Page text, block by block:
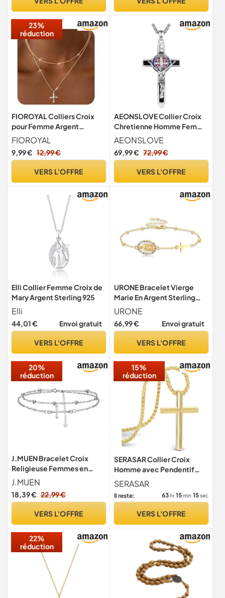
pendentif, chaîne en
23%
réduction
FIOROYAL Colliers Croix
pour Femme Argent
Sterling 925 Plaqué Or 14K
Dainty Layering Pendentif
Chaîne Réglable Bijoux
FIOROYAL
9,99 € 12,99 €
VERS L'OFFRE
AEONSLOVE Collier Croix
Chretienne Homme Femme
Médaille Croix de Saint
Benoît St Benoit Collier
Crucifix Obsidienne Argent
Christ Bijoux Religieux
AEONSLOVE
69,99 € 72,99 €
VERS L'OFFRE
Elli Collier Femme Croix de
Mary Argent Sterling 925
Elli
44,01 € Envoi gratuit
VERS L'OFFRE
URONE Bracelet Vierge
Marie En Argent Sterling
Avec Pendentif En Forme
De Croix Et Chapelet Bijou
Chrétien Pour Femme
URONE
66,99 € Envoi gratuit
VERS L'OFFRE
20%
réduction
J.MUEN Bracelet Croix
Religieuse Femmes en
Argent Sterling 925 - avec
Pendentif en Forme de
Celtiques - Bijoux Croix de
Femmes
J.MUEN
18,39 € 22,99 €
VERS L'OFFRE
15%
réduction
SERASAR Collier Croix
Homme avec Pendentif
50cm Chaine Bijoux Plaqué
Idée Cadeau Anniversaire
Fête Des Pères Punk Rock
Saint Valentin
SERASAR
Il reste: 63 hr 15 min 14sec
VERS L'OFFRE
22%
réduction